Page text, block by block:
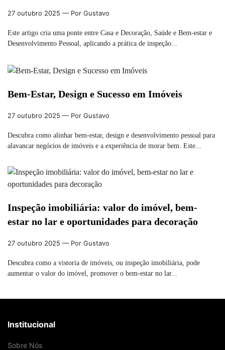
27 outubro 2025 — Por Gustavo
Este artigo cria uma ponte entre Casa e Decoração, Saúde e Bem-estar e
Desenvolvimento Pessoal, aplicando a prática de inspeção...
Bem-Estar, Design e Sucesso em Imóveis
27 outubro 2025 — Por Gustavo
Descubra como alinhar bem-estar, design e desenvolvimento pessoal para
alavancar negócios de imóveis e a experiência de morar bem. Este...
Inspeção imobiliária: valor do imóvel, bem-
estar no lar e oportunidades para decoração
27 outubro 2025 — Por Gustavo
Descubra como a vistoria de imóveis, ou inspeção imobiliária, pode
aumentar o valor do imóvel, promover o bem-estar no lar...
Institucional
Sobre Nós